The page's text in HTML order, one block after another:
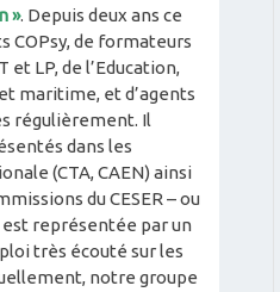
». Depuis deux ans ce
COPsy, de formateurs
et LP, de l’Education,
maritime, et d’agents
régulièrement. Il
dans les
(CTA, CAEN) ainsi
du CESER – ou
est représentée par un
très écouté sur les
notre groupe